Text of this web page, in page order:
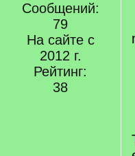
Сообщений:
79
На сайте с
2012 г.
Рейтинг:
38